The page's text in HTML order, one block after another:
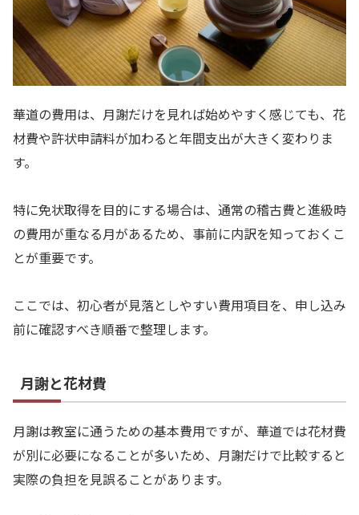
華道の費用は、月謝だけを見れば始めやすく感じても、花
材費や許状申請料が加わると年間支出が大きく変わりま
す。
特に免状取得を目的にする場合は、通常の稽古費と進級時
の費用が重なる月があるため、事前に内訳を知っておくこ
とが重要です。
ここでは、初心者が見落としやすい費用項目を、申し込み
前に確認すべき順番で整理します。
月謝と花材費
月謝は教室に通うための基本費用ですが、華道では花材費
が別に必要になることが多いため、月謝だけで比較すると
実際の負担を見誤ることがあります。